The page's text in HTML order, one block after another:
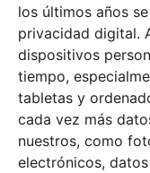
los últimos años
privacidad digital.
dispositivos
tiempo,
tabletas y
cada vez más
nuestros, como
electrónicos,